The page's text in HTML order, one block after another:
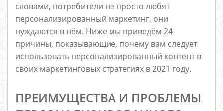
словами, потребители не просто любят
персонализированный маркетинг, они
нуждаются в нём. Ниже мы приведём 24
причины, показывающие, почему вам следует
использовать персонализированный контент в
своих маркетинговых стратегиях в 2021 году.
ПРЕИМУЩЕСТВА И ПРОБЛЕМЫ